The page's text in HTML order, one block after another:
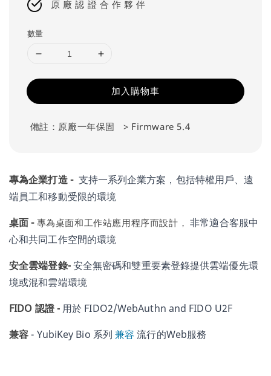
原 廠 認 證 合 作 夥 伴
數量
加入購物車
備註：原廠一年保固 > Firmware 5.4
專為企業打造 - 支持一系列企業方案，包括特權用戶、遠
端員工和移動受限的環境
桌面 - 專為桌面和工作站應用程序而設計， 非常適合客服中
心和共同工作空間的環境
安全雲端登錄-安全無密碼和雙重要素登錄提供雲端優先環
境或混和雲端環境
FIDO 認證 -用於 FIDO2/WebAuthn and FIDO U2F
兼容- YubiKey Bio 系列兼容 流行的Web服務